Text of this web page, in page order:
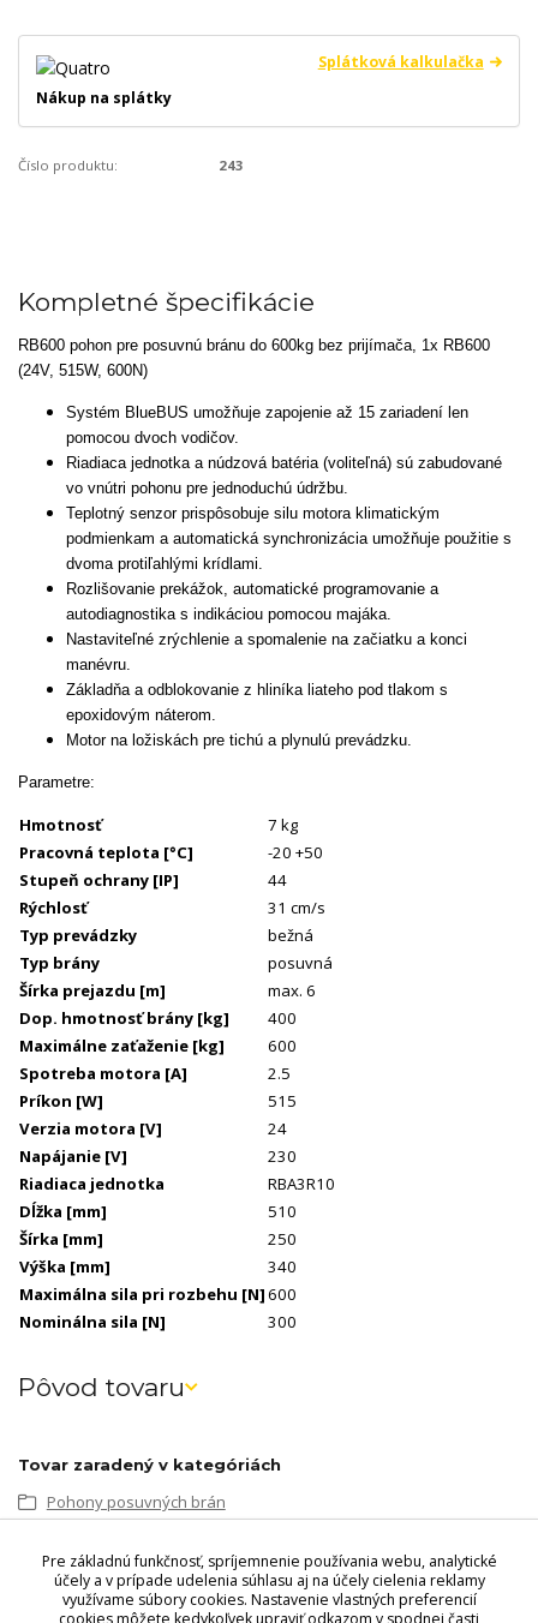
Splátková kalkulačka
Nákup na splátky
Číslo produktu: 243
Kompletné špecifikácie
RB600 pohon pre posuvnú bránu do 600kg bez prijímača, 1x RB600
(24V, 515W, 600N)
Systém BlueBUS umožňuje zapojenie až 15 zariadení len
pomocou dvoch vodičov.
Riadiaca jednotka a núdzová batéria (voliteľná) sú zabudované
vo vnútri pohonu pre jednoduchú údržbu.
Teplotný senzor prispôsobuje silu motora klimatickým
podmienkam a automatická synchronizácia umožňuje použitie s
dvoma protiľahlými krídlami.
Rozlišovanie prekážok, automatické programovanie a
autodiagnostika s indikáciou pomocou majáka.
Nastaviteľné zrýchlenie a spomalenie na začiatku a konci
manévru.
Základňa a odblokovanie z hliníka liateho pod tlakom s
epoxidovým náterom.
Motor na ložiskách pre tichú a plynulú prevádzku.
Parametre:
Hmotnosť
7 kg
Pracovná teplota [°C]
-20 +50
Stupeň ochrany [IP]
44
Rýchlosť
31 cm/s
Typ prevádzky
bežná
Typ brány
posuvná
Šírka prejazdu [m]
max. 6
Dop. hmotnosť brány [kg]
400
Maximálne zaťaženie [kg]
600
Spotreba motora [A]
2.5
Príkon [W]
515
Verzia motora [V]
24
Napájanie [V]
230
Riadiaca jednotka
RBA3R10
Dĺžka [mm]
510
Šírka [mm]
250
Výška [mm]
340
Maximálna sila pri rozbehu [N]600
Nominálna sila [N] 300
Pôvod tovaru
Tovar zaradený v kategóriách
Pohony posuvných brán
Sety pohonov pre posuvné brány Nice
Pre základnú funkčnosť, spríjemnenie používania webu, analytické
účely a v prípade udelenia súhlasu aj na účely cielenia reklamy
využívame súbory cookies. Nastavenie vlastných preferencií
cookies môžete kedykoľvek upraviť odkazom v spodnej časti